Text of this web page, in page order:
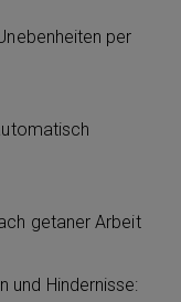
per
getaner Arbeit
und Hindernisse: